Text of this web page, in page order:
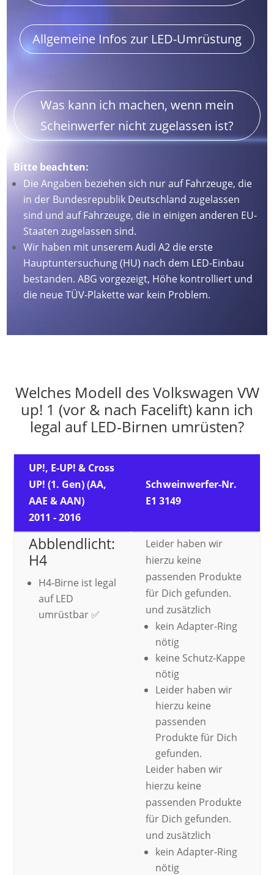
Allgemeine Infos zur LED-Umrüstung
Was kann ich machen, wenn mein
Scheinwerfer nicht zugelassen ist?
Bitte beachten:
Die Angaben beziehen sich nur auf Fahrzeuge, die
in der Bundesrepublik Deutschland zugelassen
sind und auf Fahrzeuge, die in einigen anderen EU-
Staaten zugelassen sind.
Wir haben mit unserem Audi A2 die erste
Hauptuntersuchung (HU) nach dem LED-Einbau
bestanden. ABG vorgezeigt, Höhe kontrolliert und
die neue TÜV-Plakette war kein Problem.
Welches Modell des Volkswagen VW
up! 1 (vor & nach Facelift) kann ich
legal auf LED-Birnen umrüsten?
UP!, E-UP! & Cross
UP! (1. Gen) (AA,
AAE & AAN)
2011 - 2016
Schweinwerfer-Nr.
E1 3149
Abblendlicht:
H4
H4-Birne ist legal
auf LED
umrüstbar ✅
Leider haben wir
hierzu keine
passenden Produkte
für Dich gefunden.
und zusätzlich
kein Adapter-Ring
nötig
keine Schutz-Kappe
nötig
Leider haben wir
hierzu keine
passenden
Produkte für Dich
gefunden.
Leider haben wir
hierzu keine
passenden Produkte
für Dich gefunden.
und zusätzlich
kein Adapter-Ring
nötig